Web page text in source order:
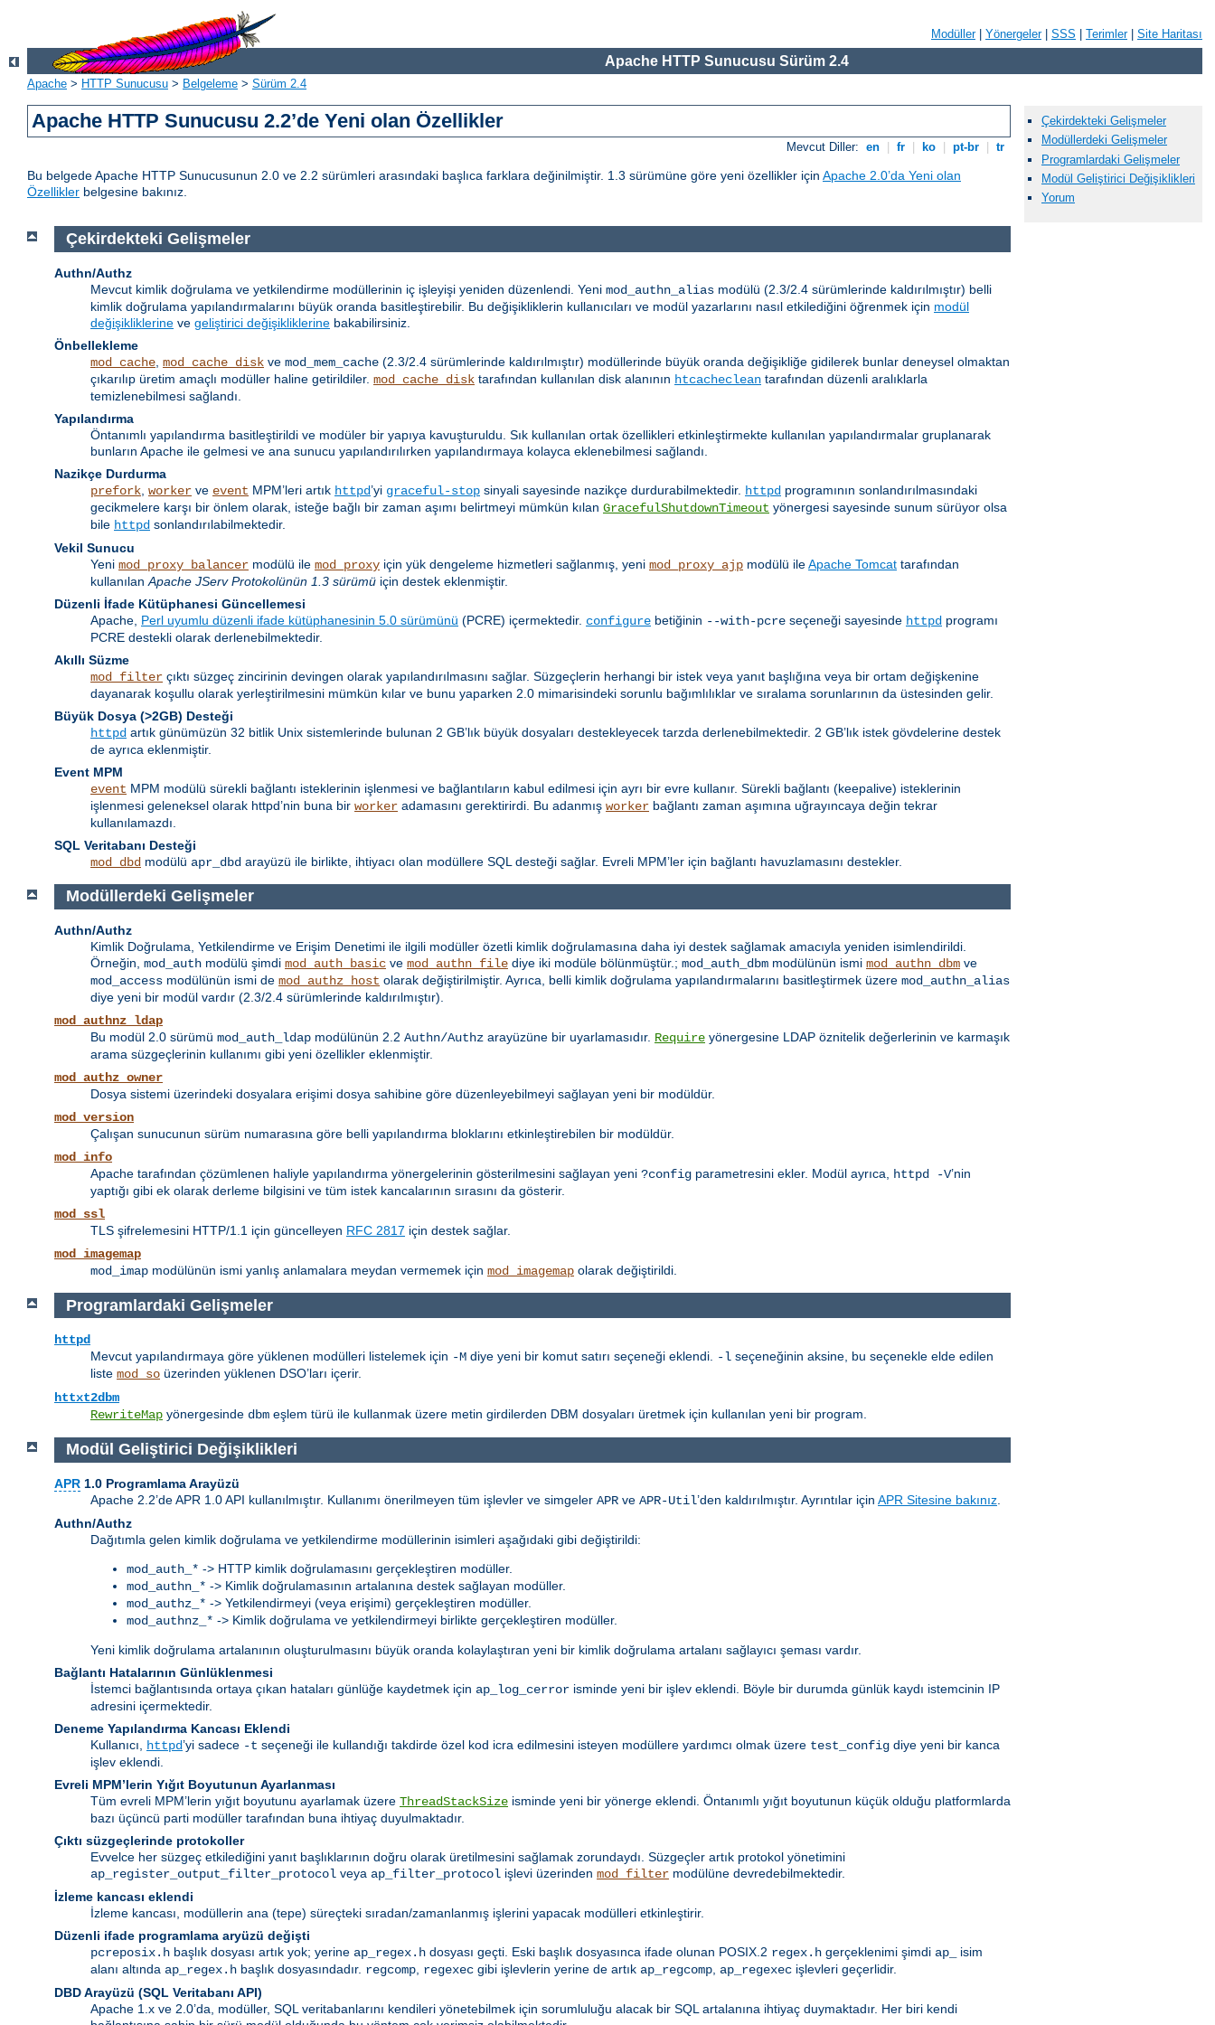
Modüller| Yönergeler| SSS Terimler| Site Haritası
Apache HTTP Sunucusu Sürüm 2.4
Apache > HTTP Sunucusu > Belgeleme > Sürüm 2.4
Apache HTTP Sunucusu 2.2’de Yeni olan Özellikler
Mevcut Diller: en fr ko pt-br tr
Bu belgede Apache HTTP Sunucusunun 2.0 ve 2.2 sürümleri arasındaki başlıca farklara değinilmiştir. 1.3 sürümüne göre yeni özellikler için Apache 2.0’da Yeni olan
Özellikler belgesine bakınız.
Çekirdekteki Gelişmeler
Modüllerdeki Gelişmeler
Programlardaki Gelişmeler
Modül Geliştirici Değişiklikleri
Yorum
Çekirdekteki Gelişmeler
Authn/Authz
Mevcut kimlik doğrulama ve yetkilendirme modüllerinin iç işleyişi yeniden düzenlendi. Yeni mod_authn_alias modülü (2.3/2.4 sürümlerinde kaldırılmıştır) belli
kimlik doğrulama yapılandırmalarını büyük oranda basitleştirebilir. Bu değişikliklerin kullanıcıları ve modül yazarlarını nasıl etkilediğini öğrenmek için modül
değişikliklerine ve geliştirici değişikliklerine bakabilirsiniz.
Önbellekleme
mod_cache mod_cache_disk ve mod_mem_cache (2.3/2.4 sürümlerinde kaldırılmıştır) modüllerinde büyük oranda değişikliğe gidilerek bunlar deneysel olmaktan
çıkarılıp üretim amaçlı modüller haline getirildiler. mod_cache_disk tarafından kullanılan disk alanının htcacheclean tarafından düzenli aralıklarla
temizlenebilmesi sağlandı.
Yapılandırma
Öntanımlı yapılandırma basitleştirildi ve modüler bir yapıya kavuşturuldu. Sık kullanılan ortak özellikleri etkinleştirmekte kullanılan yapılandırmalar gruplanarak
bunların Apache ile gelmesi ve ana sunucu yapılandırılırken yapılandırmaya kolayca eklenebilmesi sağlandı.
Nazikçe Durdurma
prefork worker ve event MPM’leri artık httpd’yi graceful-stop sinyali sayesinde nazikçe durdurabilmektedir. httpd programının sonlandırılmasındaki
gecikmelere karşı bir önlem olarak, isteğe bağlı bir zaman aşımı belirtmeyi mümkün kılan GracefulShutdownTimeout yönergesi sayesinde sunum sürüyor olsa
bile httpd sonlandırılabilmektedir.
Vekil Sunucu
Yeni mod_proxy_balancer modülü ile mod_proxy için yük dengeleme hizmetleri sağlanmış, yeni mod_proxy_ajp modülü ileApache Tomcat tarafından
kullanılan Apache JServ Protokolünün 1.3 sürümü için destek eklenmiştir.
Düzenli İfade Kütüphanesi Güncellemesi
Apache, Perl uyumlu düzenli ifade kütüphanesinin 5.0 sürümünü (PCRE) içermektedir. configure betiğinin --with-pcre seçeneği sayesinde httpd programı
PCRE destekli olarak derlenebilmektedir.
Akıllı Süzme
mod_filter çıktı süzgeç zincirinin devingen olarak yapılandırılmasını sağlar. Süzgeçlerin herhangi bir istek veya yanıt başlığına veya bir ortam değişkenine
dayanarak koşullu olarak yerleştirilmesini mümkün kılar ve bunu yaparken 2.0 mimarisindeki sorunlu bağımlılıklar ve sıralama sorunlarının da üstesinden gelir.
Büyük Dosya (>2GB) Desteği
httpd artık günümüzün 32 bitlik Unix sistemlerinde bulunan 2 GB’lık büyük dosyaları destekleyecek tarzda derlenebilmektedir. 2 GB’lık istek gövdelerine destek
de ayrıca eklenmiştir.
Event MPM
event MPM modülü sürekli bağlantı isteklerinin işlenmesi ve bağlantıların kabul edilmesi için ayrı bir evre kullanır. Sürekli bağlantı (keepalive) isteklerinin
işlenmesi geleneksel olarak httpd’nin buna bir worker adamasını gerektirirdi. Bu adanmış worker bağlantı zaman aşımına uğrayıncaya değin tekrar
kullanılamazdı.
SQL Veritabanı Desteği
mod_dbd modülü apr_dbd arayüzü ile birlikte, ihtiyacı olan modüllere SQL desteği sağlar. Evreli MPM’ler için bağlantı havuzlamasını destekler.
Modüllerdeki Gelişmeler
Authn/Authz
Kimlik Doğrulama, Yetkilendirme ve Erişim Denetimi ile ilgili modüller özetli kimlik doğrulamasına daha iyi destek sağlamak amacıyla yeniden isimlendirildi.
Örneğin, mod_auth modülü şimdi mod_auth_basic ve mod_authn_file diye iki modüle bölünmüştür.; mod_auth_dbm modülünün ismi mod_authn_dbm ve
mod_access modülünün ismi de mod_authz_host olarak değiştirilmiştir. Ayrıca, belli kimlik doğrulama yapılandırmalarını basitleştirmek üzere mod_authn_alias
diye yeni bir modül vardır (2.3/2.4 sürümlerinde kaldırılmıştır).
mod_authnz_ldap
Bu modül 2.0 sürümü mod_auth_ldap modülünün 2.2 Authn/Authz arayüzüne bir uyarlamasıdır. Require yönergesine LDAP öznitelik değerlerinin ve karmaşık
arama süzgeçlerinin kullanımı gibi yeni özellikler eklenmiştir.
mod_authz_owner
Dosya sistemi üzerindeki dosyalara erişimi dosya sahibine göre düzenleyebilmeyi sağlayan yeni bir modüldür.
mod_version
Çalışan sunucunun sürüm numarasına göre belli yapılandırma bloklarını etkinleştirebilen bir modüldür.
mod_info
Apache tarafından çözümlenen haliyle yapılandırma yönergelerinin gösterilmesini sağlayan yeni ?config parametresini ekler. Modül ayrıca, httpd -V’nin
yaptığı gibi ek olarak derleme bilgisini ve tüm istek kancalarının sırasını da gösterir.
mod_ssl
TLS şifrelemesini HTTP/1.1 için güncelleyen RFC 2817 için destek sağlar.
mod_imagemap
mod_imap modülünün ismi yanlış anlamalara meydan vermemek için mod_imagemap olarak değiştirildi.
Programlardaki Gelişmeler
httpd
Mevcut yapılandırmaya göre yüklenen modülleri listelemek için -M diye yeni bir komut satırı seçeneği eklendi. -l seçeneğinin aksine, bu seçenekle elde edilen
liste mod_so üzerinden yüklenen DSO’ları içerir.
httxt2dbm
RewriteMap yönergesinde dbm eşlem türü ile kullanmak üzere metin girdilerden DBM dosyaları üretmek için kullanılan yeni bir program.
Modül Geliştirici Değişiklikleri
APR 1.0 Programlama Arayüzü
Apache 2.2’de APR 1.0 API kullanılmıştır. Kullanımı önerilmeyen tüm işlevler ve simgeler APR ve APR-Util’den kaldırılmıştır. Ayrıntılar için APR Sitesine bakınız
Authn/Authz
Dağıtımla gelen kimlik doğrulama ve yetkilendirme modüllerinin isimleri aşağıdaki gibi değiştirildi:
mod_auth_* -> HTTP kimlik doğrulamasını gerçekleştiren modüller.
mod_authn_* -> Kimlik doğrulamasının artalanına destek sağlayan modüller.
mod_authz_* -> Yetkilendirmeyi (veya erişimi) gerçekleştiren modüller.
mod_authnz_* -> Kimlik doğrulama ve yetkilendirmeyi birlikte gerçekleştiren modüller.
Yeni kimlik doğrulama artalanının oluşturulmasını büyük oranda kolaylaştıran yeni bir kimlik doğrulama artalanı sağlayıcı şeması vardır.
Bağlantı Hatalarının Günlüklenmesi
İstemci bağlantısında ortaya çıkan hataları günlüğe kaydetmek için ap_log_cerror isminde yeni bir işlev eklendi. Böyle bir durumda günlük kaydı istemcinin IP
adresini içermektedir.
Deneme Yapılandırma Kancası Eklendi
Kullanıcı,
httpd’yi sadece -t seçeneği ile kullandığı takdirde özel kod icra edilmesini isteyen modüllere yardımcı olmak üzere test_config diye yeni bir kanca
işlev eklendi.
Evreli MPM’lerin Yığıt Boyutunun Ayarlanması
Tüm evreli MPM’lerin yığıt boyutunu ayarlamak üzere ThreadStackSize isminde yeni bir yönerge eklendi. Öntanımlı yığıt boyutunun küçük olduğu platformlarda
bazı üçüncü parti modüller tarafından buna ihtiyaç duyulmaktadır.
Çıktı süzgeçlerinde protokoller
Evvelce her süzgeç etkilediğini yanıt başlıklarının doğru olarak üretilmesini sağlamak zorundaydı. Süzgeçler artık protokol yönetimini
ap_register_output_filter_protocol veya ap_filter_protocol işlevi üzerinden mod_filter modülüne devredebilmektedir.
İzleme kancası eklendi
İzleme kancası, modüllerin ana (tepe) süreçteki sıradan/zamanlanmış işlerini yapacak modülleri etkinleştirir.
Düzenli ifade programlama aryüzü değişti
pcreposix.h başlık dosyası artık yok; yerine ap_regex.h dosyası geçti. Eski başlık dosyasınca ifade olunan POSIX.2 regex.h gerçeklenimi şimdi ap_
isim
alanı altında ap_regex.h başlık dosyasındadır. regcomp regexec gibi işlevlerin yerine de artık ap_regcomp ap_regexec işlevleri geçerlidir.
DBD Arayüzü (SQL Veritabanı API)
Apache 1.x ve 2.0’da, modüller, SQL veritabanlarını kendileri yönetebilmek için sorumluluğu alacak bir SQL artalanına ihtiyaç duymaktadır. Her biri kendi